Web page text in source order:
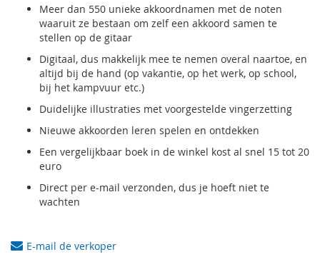
Meer dan 550 unieke akkoordnamen met de noten
waaruit ze bestaan om zelf een akkoord samen te
stellen op de gitaar
Digitaal, dus makkelijk mee te nemen overal naartoe, en
altijd bij de hand (op vakantie, op het werk, op school,
bij het kampvuur etc.)
Duidelijke illustraties met voorgestelde vingerzetting
Nieuwe akkoorden leren spelen en ontdekken
Een vergelijkbaar boek in de winkel kost al snel 15 tot 20
euro
Direct per e-mail verzonden, dus je hoeft niet te
wachten
E-mail de verkoper